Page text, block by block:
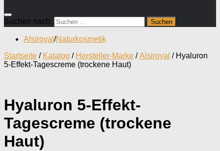
Suchen nach:
Alsiroyal /Naturkosmetik
Startseite / Katalog / Hersteller-Marke /Alsiroyal / Hyaluron
5-Effekt-Tagescreme (trockene Haut)
Hyaluron 5-Effekt-
Tagescreme (trockene
Haut)